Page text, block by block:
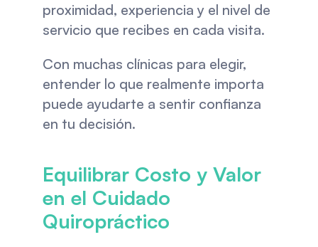
proximidad, experiencia y el nivel de
servicio que recibes en cada visita.
Con muchas clínicas para elegir,
entender lo que realmente importa
puede ayudarte a sentir confianza
en tu decisión.
Equilibrar Costo y Valor
en el Cuidado
Quiropráctico